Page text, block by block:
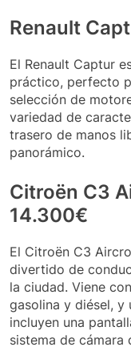
Renault
El Renault Captur
práctico, perfecto
selección de
variedad de
trasero de manos
panorámico.
Citroën C3
14.300€
El Citroën C3
divertido de
la ciudad. Viene
gasolina y diésel, y
incluyen una
sistema de cámara